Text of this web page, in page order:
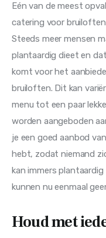
Eén van de meest
catering voor
Steeds meer mensen
plantaardig dieet en
komt voor het
bruiloften. Dit kan
menu tot een paar
worden aangeboden
je een goed aanbod
hebt, zodat niemand
kan immers
kunnen nu eenmaal
Houd met